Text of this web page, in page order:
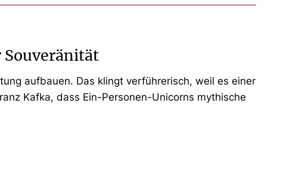
aufbauen. Das klingt verführerisch, weil es einer
Kafka, dass Ein-Personen-Unicorns mythische